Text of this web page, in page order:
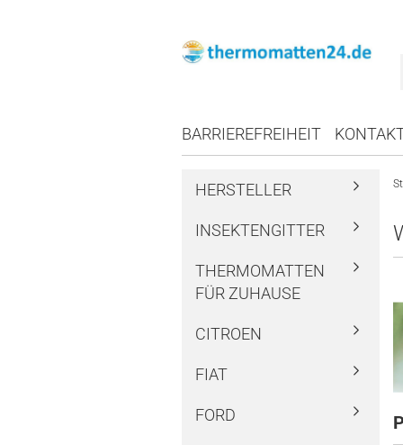
BARRIEREFREIHEIT
HERSTELLER
INSEKTENGITTER
THERMOMATTEN
FÜR ZUHAUSE
CITROEN
FIAT
FORD